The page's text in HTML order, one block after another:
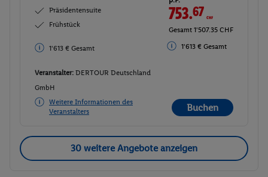
Präsidentensuite
Frühstück
1'613 € Gesamt
753.67CHF
Gesamt 1'507.35 CHF
1'613 € Gesamt
Veranstalter: DERTOUR Deutschland
GmbH
Weitere Informationen des
Veranstalters
Buchen
30 weitere Angebote anzeigen